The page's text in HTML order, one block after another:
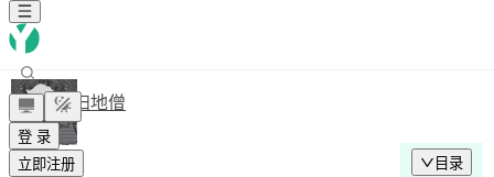
登 录
立即注册
扫地僧
+ 关注
目录